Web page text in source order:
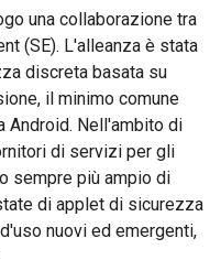
una collaborazione tra
(SE). L'alleanza è stata
discreta basata su
il minimo comune
Android. Nell'ambito di
di servizi per gli
sempre più ampio di
di applet di sicurezza
nuovi ed emergenti,